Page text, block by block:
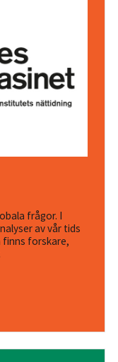
frågor. I
av vår tids
finns forskare,